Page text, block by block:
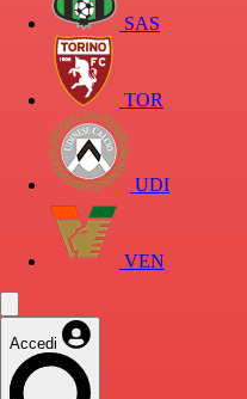
SAS
TOR
UDI
VEN
Accedi